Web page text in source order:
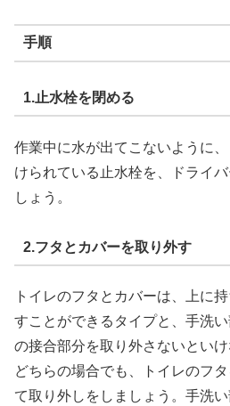
手順
1.止水栓を閉める
作業中に水が出てこないように
けられている止水栓を、ドライ
しょう。
2.フタとカバーを取り外す
トイレのフタとカバーは、上に
すことができるタイプと、手洗
の接合部分を取り外さないといけ
どちらの場合でも、トイレのフ
て取り外しをしましょう。手洗